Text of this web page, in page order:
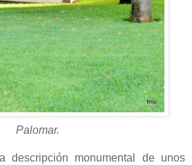
Palomar.
descripción monumental de unos